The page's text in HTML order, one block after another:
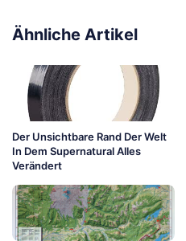
Ähnliche Artikel
Der Unsichtbare Rand Der Welt
In Dem Supernatural Alles
Verändert